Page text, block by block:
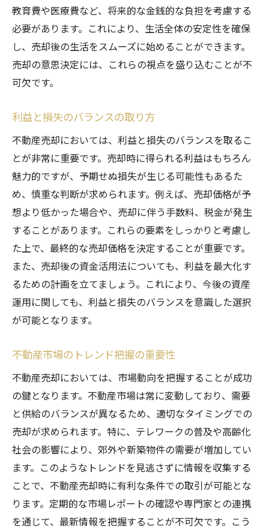
教育費や医療費など、将来的な金銭的な負担を考慮する
必要があります。これにより、生活全体の安定性を確保
し、売却後の生活をスムーズに始めることができます。
売却の意思決定には、これらの視点を盛り込むことが不
可欠です。
利益と損失のバランスの取り方
不動産売却においては、利益と損失のバランスを取るこ
とが非常に重要です。売却時に得られる利益はもちろん
魅力的ですが、予期せぬ損失が生じる可能性もあるた
め、慎重な判断が求められます。例えば、売却価格が予
想より低かった場合や、売却に伴う手数料、税金が発生
することがあります。これらの要素をしっかりと考慮し
た上で、最終的な売却価格を決定することが重要です。
また、売却後の資金活用法についても、利益を最大化す
るための計画を立てましょう。これにより、今後の資産
運用に関しても、利益と損失のバランスを意識した選択
が可能となります。
不動産市場のトレンド把握の重要性
不動産売却においては、市場動向を把握することが成功
の鍵となります。不動産市場は常に変動しており、需要
と供給のバランスが異なるため、適切なタイミングでの
売却が求められます。特に、テレワークの普及や高齢化
社会の影響により、郊外や新築物件の需要が増加してい
ます。このようなトレンドを見逃さずに情報を収集する
ことで、不動産売却時に有利な条件での取引が可能とな
ります。定期的な市場レポートの確認や専門家との連携
を通じて、最新情報を把握することが不可欠です。こう